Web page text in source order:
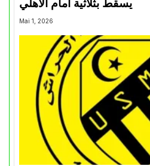
Mai 1, 2026